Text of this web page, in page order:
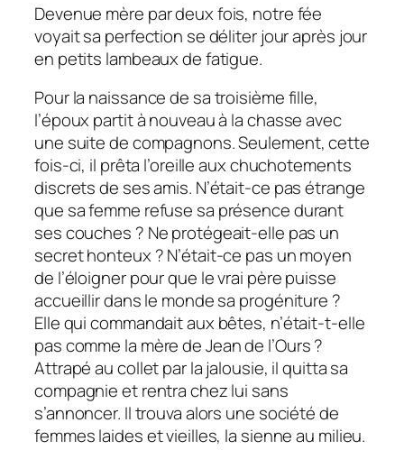
Devenue mère par deux fois, notre fée
voyait sa perfection se déliter jour après jour
en petits lambeaux de fatigue.
Pour la naissance de sa troisième fille,
l’époux partit à nouveau à la chasse avec
une suite de compagnons. Seulement, cette
fois-ci, il prêta l’oreille aux chuchotements
discrets de ses amis. N’était-ce pas étrange
que sa femme refuse sa présence durant
ses couches ? Ne protégeait-elle pas un
secret honteux ? N’était-ce pas un moyen
de l’éloigner pour que le vrai père puisse
accueillir dans le monde sa progéniture ?
Elle qui commandait aux bêtes, n’était-t-elle
pas comme la mère de Jean de l’Ours ?
Attrapé au collet par la jalousie, il quitta sa
compagnie et rentra chez lui sans
s’annoncer. Il trouva alors une société de
femmes laides et vieilles, la sienne au milieu.